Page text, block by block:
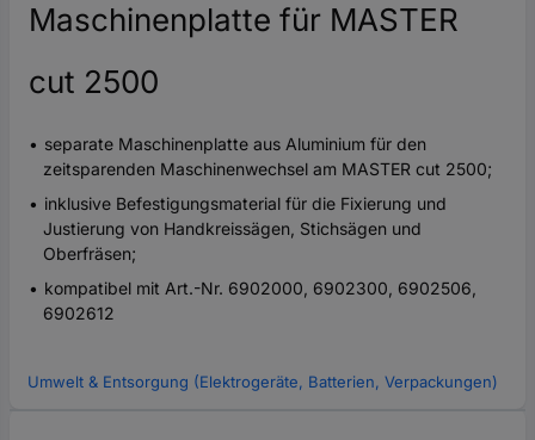
Maschinenplatte für MASTER
cut 2500
separate Maschinenplatte aus Aluminium für den
zeitsparenden Maschinenwechsel am MASTER cut 2500;
inklusive Befestigungsmaterial für die Fixierung und
Justierung von Handkreissägen, Stichsägen und
Oberfräsen;
kompatibel mit Art.-Nr. 6902000, 6902300, 6902506,
6902612
Umwelt & Entsorgung (Elektrogeräte, Batterien, Verpackungen)